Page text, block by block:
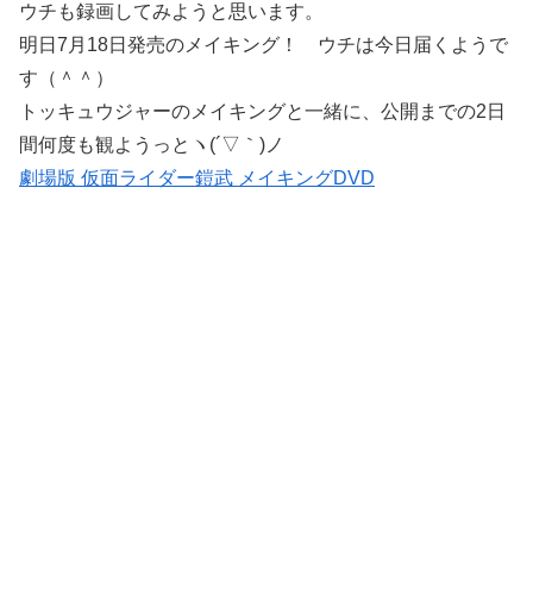
ウチも録画してみようと思います。
明日7月18日発売のメイキング！ ウチは今日届くようで
す（＾＾）
トッキュウジャーのメイキングと一緒に、公開までの2日
間何度も観ようっとヽ(´▽｀)ノ
劇場版 仮面ライダー鎧武 メイキングDVD